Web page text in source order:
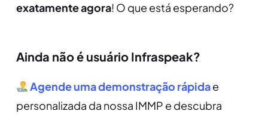
exatamente agora! O que está esperando?
Ainda não é usuário Infraspeak?
Agende uma demonstração rápidae
personalizada da nossa IMMP e descubra